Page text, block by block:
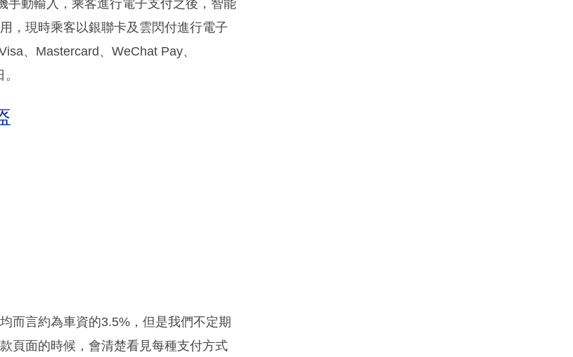
手動輸入，乘客進行電子支付之後，智能
，現時乘客以銀聯卡及雲閃付進行電子
、Mastercard、WeChat Pay、
而言約為車資的3.5%，但是我們不定期
頁面的時候，會清楚看見每種支付方式